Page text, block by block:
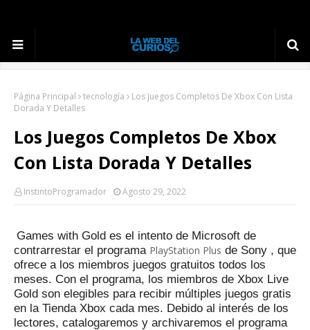
Página Principal tecnología
Los Juegos Completos De Xbox Con Lista
Dorada Y Detalles
Los Juegos Completos De Xbox
Con Lista Dorada Y Detalles
InstintoProgramador Agosto 29, 2022
Games with Gold es el intento de Microsoft de
contrarrestar el programa PlayStation Plus de Sony , que
ofrece a los miembros juegos gratuitos todos los
meses. Con el programa, los miembros de Xbox Live
Gold son elegibles para recibir múltiples juegos gratis
en la Tienda Xbox cada mes. Debido al interés de los
lectores, catalogaremos y archivaremos el programa